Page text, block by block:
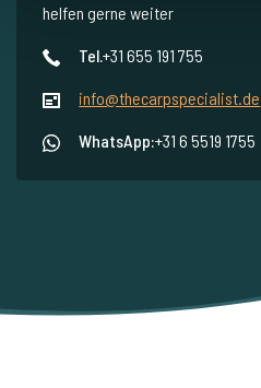
helfen gerne weiter
Tel.+31 655 191 755
info@thecarpspecialist.de
WhatsApp:+31 6 5519 1755